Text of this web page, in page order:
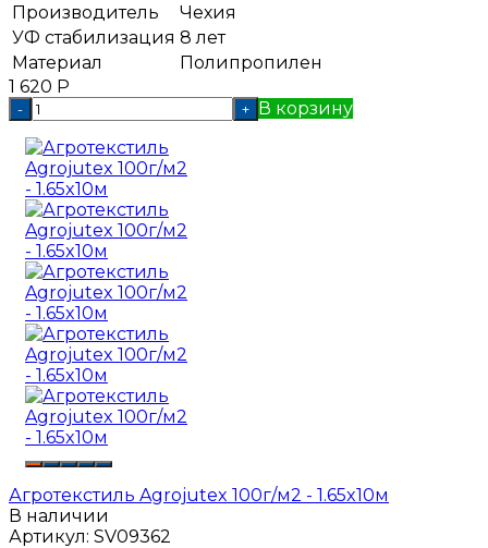
Производитель
Чехия
УФ стабилизация 8 лет
Материал
Полипропилен
1 620 Р
- + В корзину
Агротекстиль Agrojutex 100г/м2 - 1.65x10м
В наличии
Артикул: SV09362